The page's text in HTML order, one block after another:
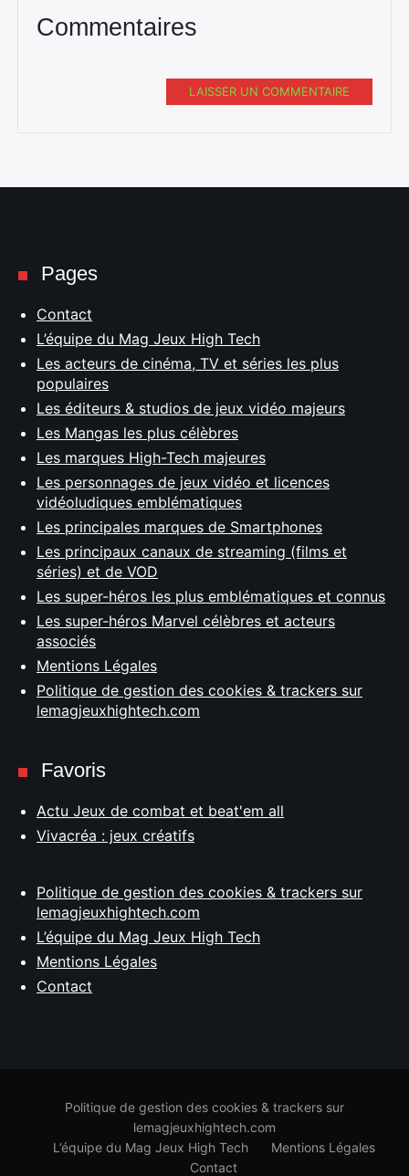
Commentaires
LAISSER UN COMMENTAIRE
Pages
Contact
L’équipe du Mag Jeux High Tech
Les acteurs de cinéma, TV et séries les plus
populaires
Les éditeurs & studios de jeux vidéo majeurs
Les Mangas les plus célèbres
Les marques High-Tech majeures
Les personnages de jeux vidéo et licences
vidéoludiques emblématiques
Les principales marques de Smartphones
Les principaux canaux de streaming (films et
séries) et de VOD
Les super-héros les plus emblématiques et connus
Les super-héros Marvel célèbres et acteurs
associés
Mentions Légales
Politique de gestion des cookies & trackers sur
lemagjeuxhightech.com
Favoris
Actu Jeux de combat et beat'em all
Vivacréa : jeux créatifs
Politique de gestion des cookies & trackers sur
lemagjeuxhightech.com
L’équipe du Mag Jeux High Tech
Mentions Légales
Contact
Politique de gestion des cookies & trackers sur
lemagjeuxhightech.com
L’équipe du Mag Jeux High Tech
Mentions Légales
Contact